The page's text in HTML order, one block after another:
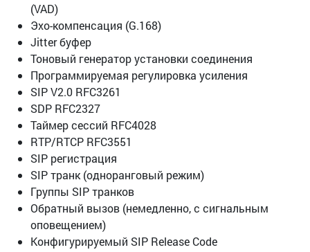
(VAD)
Эхо-компенсация (G.168)
Jitter буфер
Тоновый генератор установки соединения
Программируемая регулировка усиления
SIP V2.0 RFC3261
SDP RFC2327
Таймер сессий RFC4028
RTP/RTCP RFC3551
SIP регистрация
SIP транк (одноранговый режим)
Группы SIP транков
Обратный вызов (немедленно, с сигнальным
оповещением)
Конфигурируемый SIP Release Code